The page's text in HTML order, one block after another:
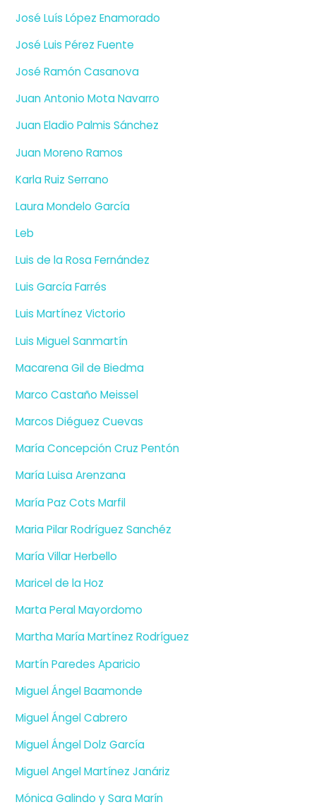
José Luís López Enamorado
José Luis Pérez Fuente
José Ramón Casanova
Juan Antonio Mota Navarro
Juan Eladio Palmis Sánchez
Juan Moreno Ramos
Karla Ruiz Serrano
Laura Mondelo García
Leb
Luis de la Rosa Fernández
Luis García Farrés
Luis Martínez Victorio
Luis Miguel Sanmartín
Macarena Gil de Biedma
Marco Castaño Meissel
Marcos Diéguez Cuevas
María Concepción Cruz Pentón
María Luisa Arenzana
María Paz Cots Marfil
Maria Pilar Rodríguez Sanchéz
María Villar Herbello
Maricel de la Hoz
Marta Peral Mayordomo
Martha María Martínez Rodríguez
Martín Paredes Aparicio
Miguel Ángel Baamonde
Miguel Ángel Cabrero
Miguel Ángel Dolz García
Miguel Angel Martínez Janáriz
Mónica Galindo y Sara Marín